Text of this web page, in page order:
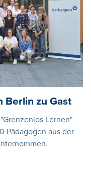
Berlin zu Gast
Lernen"
Pädagogen aus der